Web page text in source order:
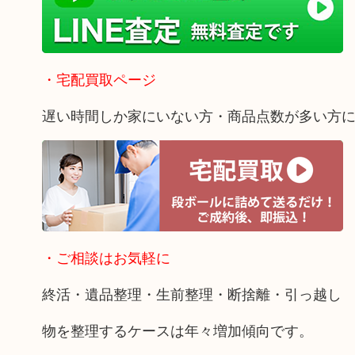
・宅配買取ページ
遅い時間しか家にいない方・商品点数が多い方
・ご相談はお気軽に
終活・遺品整理・生前整理・断捨離・引っ越し
物を整理するケースは年々増加傾向です。